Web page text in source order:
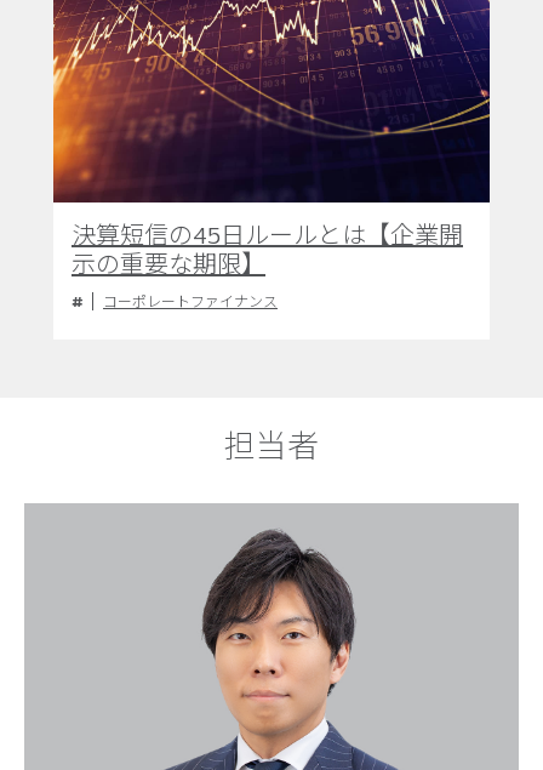
決算短信の45日ルールとは【企業開
示の重要な期限】
コーポレートファイナンス
担当者